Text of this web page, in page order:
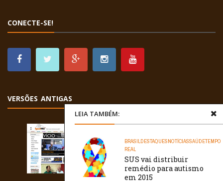
LEIA TAMBÉM:
BRASILDESTAQUESNOTÍCIASSAÚDETEMPO
REAL
SUS vai distribuir
remédio para autismo
em 2015
CONECTE-SE!
VERSÕES ANTIGAS